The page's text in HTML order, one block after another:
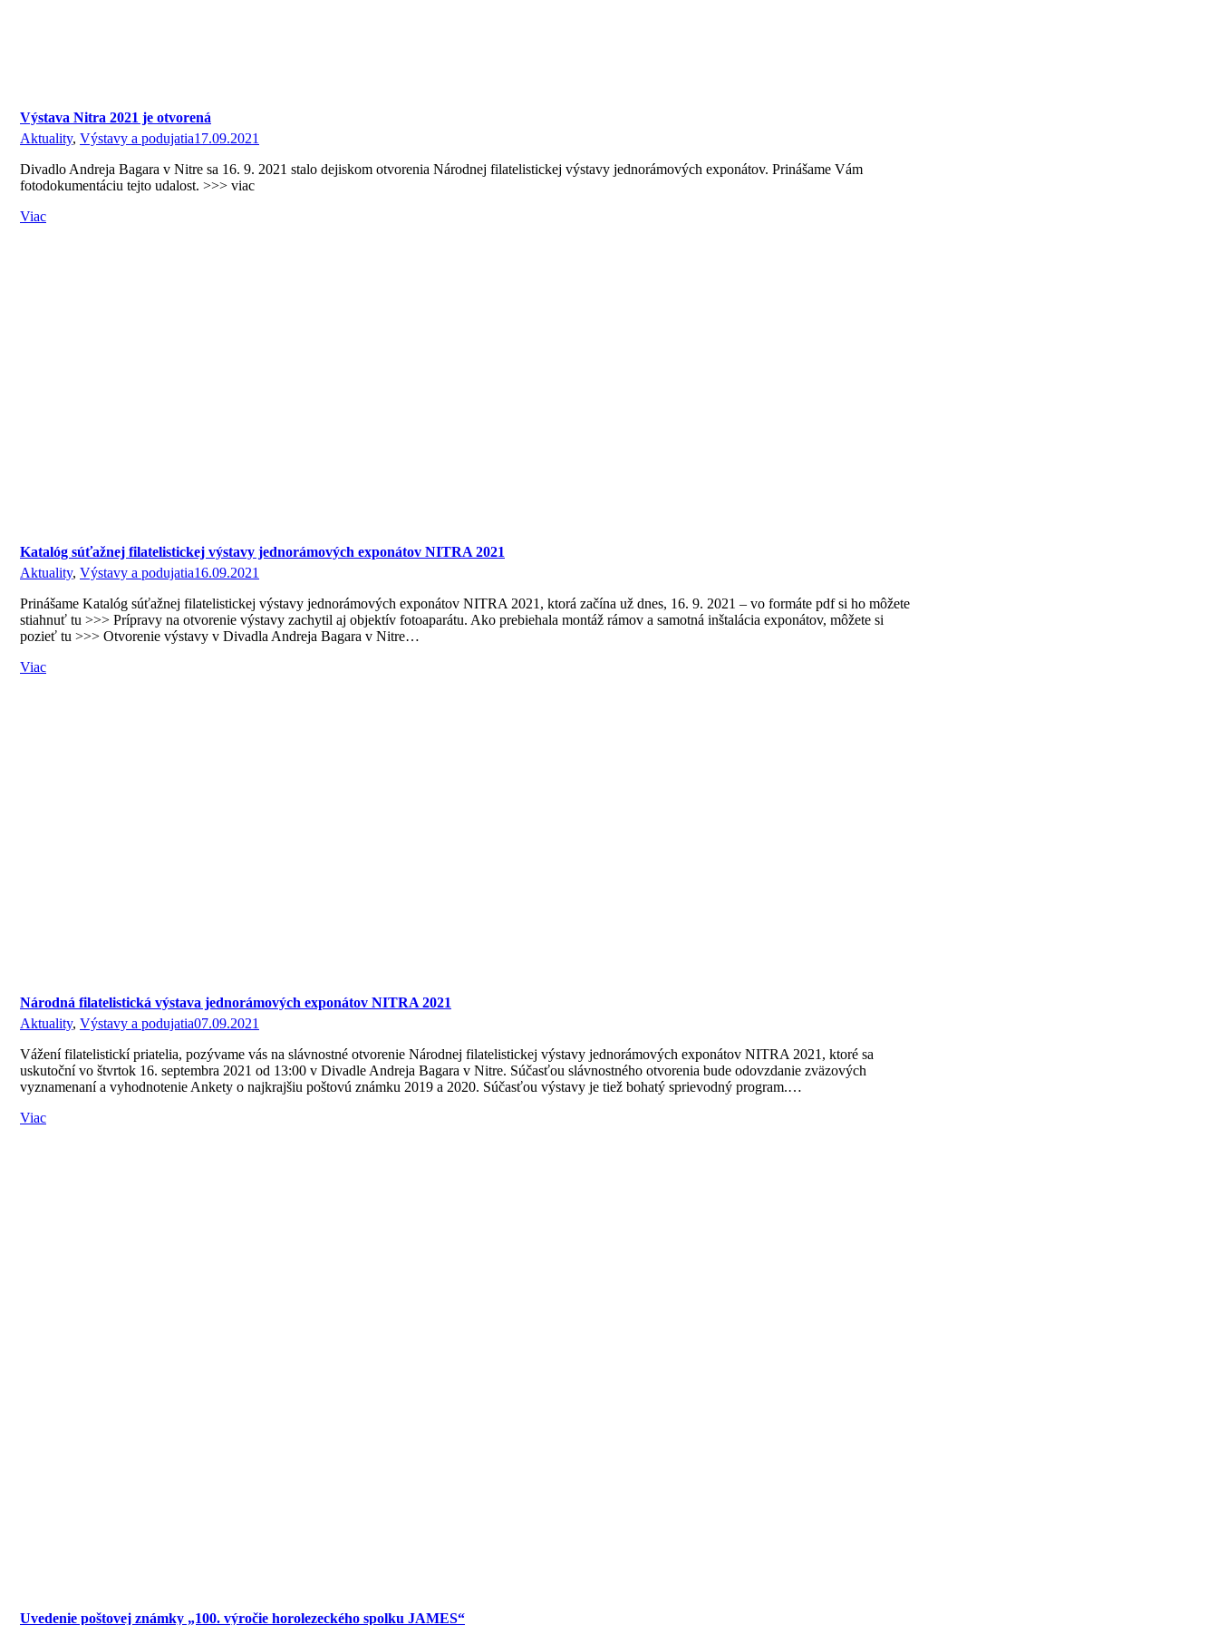
Výstava Nitra 2021 je otvorená
Aktuality, Výstavy a podujatia17.09.2021
Divadlo Andreja Bagara v Nitre sa 16. 9. 2021 stalo dejiskom otvorenia Národnej filatelistickej výstavy jednorámových exponátov. Prinášame Vám
fotodokumentáciu tejto udalost. >>> viac
Viac
Katalóg súťažnej filatelistickej výstavy jednorámových exponátov NITRA 2021
Aktuality, Výstavy a podujatia16.09.2021
Prinášame Katalóg súťažnej filatelistickej výstavy jednorámových exponátov NITRA 2021, ktorá začína už dnes, 16. 9. 2021 – vo formáte pdf si ho môžete
stiahnuť tu >>> Prípravy na otvorenie výstavy zachytil aj objektív fotoaparátu. Ako prebiehala montáž rámov a samotná inštalácia exponátov, môžete si
pozieť tu >>> Otvorenie výstavy v Divadla Andreja Bagara v Nitre…
Viac
Národná filatelistická výstava jednorámových exponátov NITRA 2021
Aktuality, Výstavy a podujatia07.09.2021
Vážení filatelistickí priatelia, pozývame vás na slávnostné otvorenie Národnej filatelistickej výstavy jednorámových exponátov NITRA 2021, ktoré sa
uskutoční vo štvrtok 16. septembra 2021 od 13:00 v Divadle Andreja Bagara v Nitre. Súčasťou slávnostného otvorenia bude odovzdanie zväzových
vyznamenaní a vyhodnotenie Ankety o najkrajšiu poštovú známku 2019 a 2020. Súčasťou výstavy je tiež bohatý sprievodný program.…
Viac
Uvedenie poštovej známky „100. výročie horolezeckého spolku JAMES“